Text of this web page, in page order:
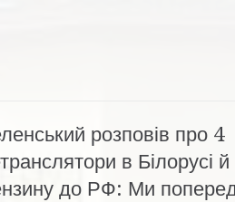
розповів про 4
в Білорусі
до РФ: Ми